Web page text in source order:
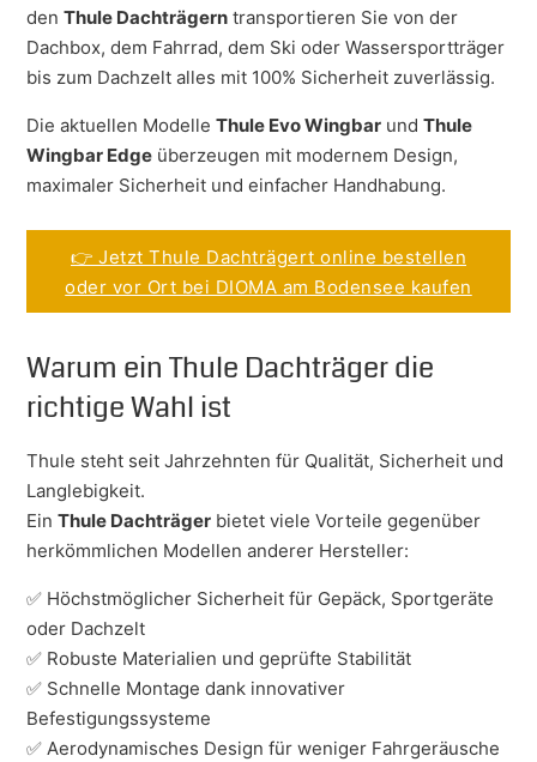
denThule Dachträgern transportieren Sie von der
Dachbox, dem Fahrrad, dem Ski oder Wassersportträger
bis zum Dachzelt alles mit 100% Sicherheit zuverlässig.
Die aktuellen ModelleThule Evo Wingbar undThule
Wingbar Edge überzeugen mit modernem Design,
maximaler Sicherheit und einfacher Handhabung.
👉 Jetzt Thule Dachträgert online bestellen
oder vor Ort bei DIOMA am Bodensee kaufen
Warum ein Thule Dachträger die
richtige Wahl ist
Thule steht seit Jahrzehnten für Qualität, Sicherheit und
Langlebigkeit.
EinThule Dachträger bietet viele Vorteile gegenüber
herkömmlichen Modellen anderer Hersteller:
✅ Höchstmöglicher Sicherheit für Gepäck, Sportgeräte
oder Dachzelt
✅ Robuste Materialien und geprüfte Stabilität
✅ Schnelle Montage dank innovativer
Befestigungssysteme
✅ Aerodynamisches Design für weniger Fahrgeräusche